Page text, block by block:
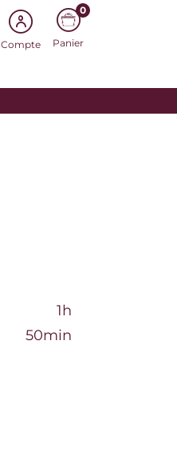
Compte
0
Panier
1h
50min